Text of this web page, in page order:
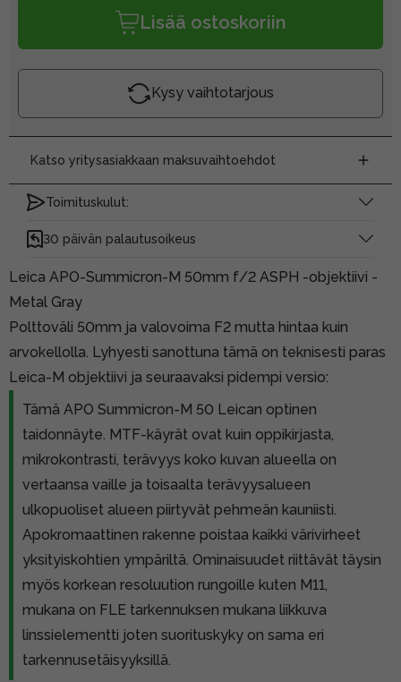
Lisää ostoskoriin
Kysy vaihtotarjous
Katso yritysasiakkaan maksuvaihtoehdot
Toimituskulut:
30 päivän palautusoikeus
Leica APO-Summicron-M 50mm f/2 ASPH -objektiivi -
Metal Gray
Polttoväli 50mm ja valovoima F2 mutta hintaa kuin
arvokellolla. Lyhyesti sanottuna tämä on teknisesti paras
Leica-M objektiivi ja seuraavaksi pidempi versio:
Tämä APO Summicron-M 50 Leican optinen
taidonnäyte. MTF-käyrät ovat kuin oppikirjasta,
mikrokontrasti, terävyys koko kuvan alueella on
vertaansa vaille ja toisaalta terävyysalueen
ulkopuoliset alueen piirtyvät pehmeän kauniisti.
Apokromaattinen rakenne poistaa kaikki värivirheet
yksityiskohtien ympäriltä. Ominaisuudet riittävät täysin
myös korkean resoluution rungoille kuten M11,
mukana on FLE tarkennuksen mukana liikkuva
linssielementti joten suorituskyky on sama eri
tarkennusetäisyyksillä.